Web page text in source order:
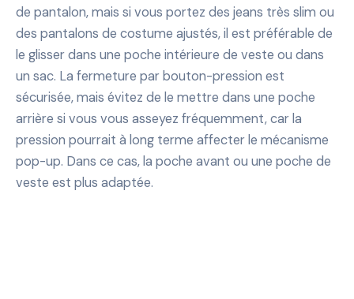
de pantalon, mais si vous portez des jeans très slim ou
des pantalons de costume ajustés, il est préférable de
le glisser dans une poche intérieure de veste ou dans
un sac. La fermeture par bouton-pression est
sécurisée, mais évitez de le mettre dans une poche
arrière si vous vous asseyez fréquemment, car la
pression pourrait à long terme affecter le mécanisme
pop-up. Dans ce cas, la poche avant ou une poche de
veste est plus adaptée.